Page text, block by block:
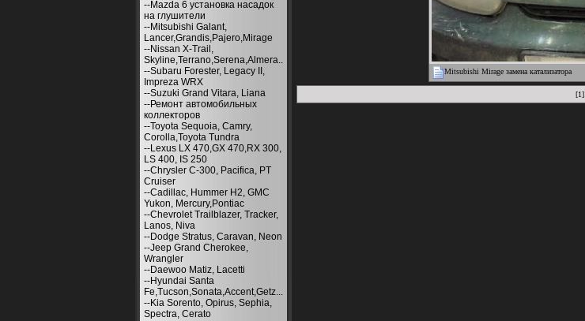
--Mazda 6 установка насадок
на глушители
--Mitsubishi Galant,
Lancer,Grandis,Pajero,Mirage
--Nissan X-Trail,
Skyline,Terrano,Serena,Almera..
--Subaru Forester, Legacy II,
Impreza WRX
--Suzuki Grand Vitara, Liana
--Ремонт автомобильных
коллекторов
--Toyota Sequoia, Camry,
Corolla,Toyota Tundra
--Lexus LX 470,GX 470,RX 300,
LS 400, IS 250
--Chrysler С-300, Pacifica, PT
Cruiser
--Cadillac, Hummer H2, GMC
Yukon, Mercury,Pontiac
--Chevrolet Trailblazer, Tracker,
Lanos, Niva
--Dodge Stratus, Caravan, Neon
--Jeep Grand Cherokee,
Wrangler
--Daewoo Matiz, Lacetti
--Hyundai Santa
Fe,Tucson,Sonata,Accent,Getz...
--Kia Sorento, Opirus, Sephia,
Spectra, Cerato
Mitsubishi Mirage замена катализатора
[1]